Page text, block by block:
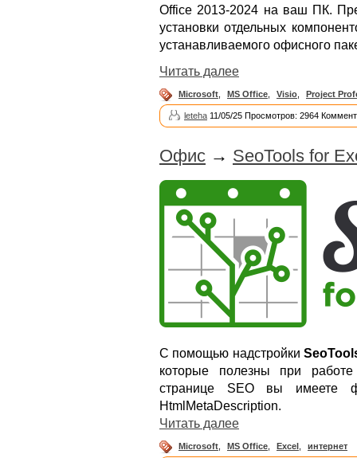
Office 2013-2024 на ваш ПК.
установки отдельных
устанавливаемого офисного
Читать далее
Microsoft MS Office Visio Project
leteha 11/05/25 Просмотров: 2964
Офис → SeoTools for
С помощью надстройки
которые полезны при
странице SEO вы имеете
HtmlMetaDescription.
Читать далее
Microsoft MS Office Excel интернет